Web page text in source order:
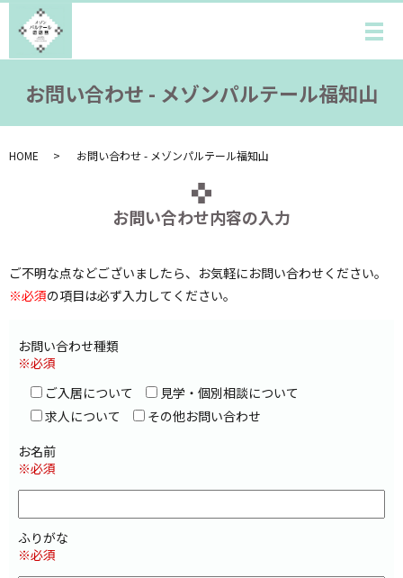
メ
お問い合わせ - メゾンパルテール福知山
HOME お問い合わせ - メゾンパルテール福知山
お問い合わせ内容の入力
ご不明な点などございましたら、お気軽にお問い合わせください。
※必須の項目は必ず入力してください。
お問い合わせ種類
※必須
ご入居について
見学・個別相談について
求人について
その他お問い合わせ
お名前
※必須
ふりがな
※必須